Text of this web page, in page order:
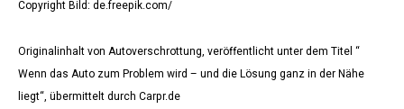
Copyright Bild: de.freepik.com/
Originalinhalt von Autoverschrottung, veröffentlicht unter dem Titel “
Wenn das Auto zum Problem wird – und die Lösung ganz in der Nähe
liegt“, übermittelt durch Carpr.de